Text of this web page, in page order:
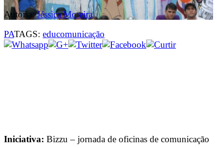
Autoria:Jéssica Moreira
PATAGS: educomunicação
Iniciativa: Bizzu – jornada de oficinas de comunicação